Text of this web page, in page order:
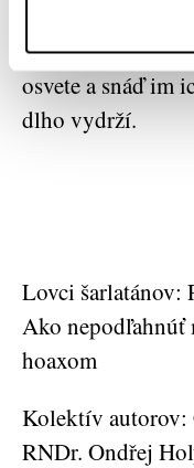
zaujímavá sama
svojimi
osvete a snáď im
dlho vydrží.
Lovci šarlatánov:
Ako nepodľahnúť
hoaxom
Kolektív autorov:
RNDr. Ondřej